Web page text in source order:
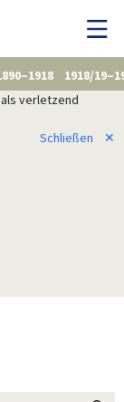
1918/
verletzend
Schließen
✕